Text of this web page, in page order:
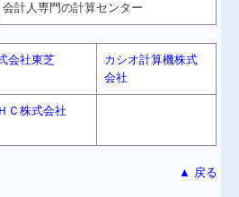
会計人専門の計算センター
会社東芝
カシオ計算機株式
会社
Ｃ株式会社
▲ 戻る